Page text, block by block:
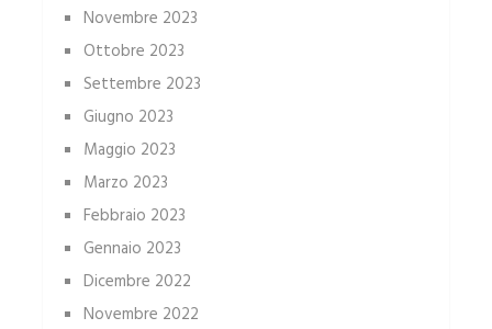
Novembre 2023
Ottobre 2023
Settembre 2023
Giugno 2023
Maggio 2023
Marzo 2023
Febbraio 2023
Gennaio 2023
Dicembre 2022
Novembre 2022